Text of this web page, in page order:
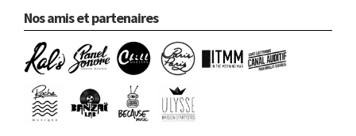
Nos amis et partenaires